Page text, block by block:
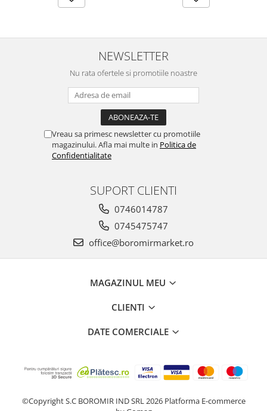
Accesorii Boromir
Glucoza
NEWSLETTER
Nu rata ofertele si promotiile noastre
Vreau sa primesc newsletter cu promotiile
magazinului. Afla mai multe in Politica de
Confidentialitate
SUPORT CLIENTI
0746014787
0745475747
office@boromirmarket.ro
MAGAZINUL MEU
CLIENTI
DATE COMERCIALE
©Copyright S.C BOROMIR IND SRL 2026 Platforma E-commerce